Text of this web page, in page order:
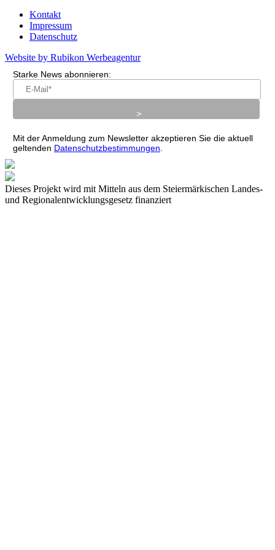
Kontakt
Impressum
Datenschutz
Website by Rubikon Werbeagentur
Starke News abonnieren:
Mit der Anmeldung zum Newsletter akzeptieren Sie die aktuell
geltenden Datenschutzbestimmungen
Dieses Projekt wird mit Mitteln aus dem Steiermärkischen Landes-
und Regionalentwicklungsgesetz finanziert